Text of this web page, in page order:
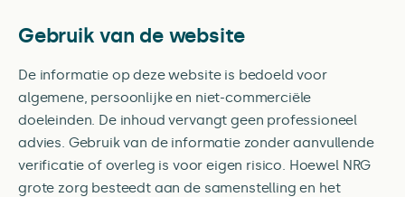
Gebruik van de website
De informatie op deze website is bedoeld voor
algemene, persoonlijke en niet-commerciële
doeleinden. De inhoud vervangt geen professioneel
advies. Gebruik van de informatie zonder aanvullende
verificatie of overleg is voor eigen risico. Hoewel NRG
grote zorg besteedt aan de samenstelling en het